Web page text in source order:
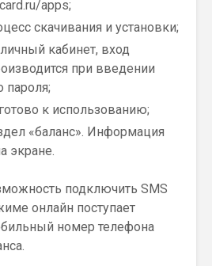
apps;
скачивания и установки;
кабинет, вход
при введении
пароля;
к использованию;
«баланс». Информация
экране.
подключить SMS
онлайн поступает
номер телефона